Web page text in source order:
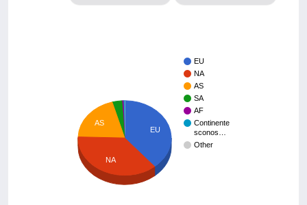
EU
NA
AS
SA
AF
Continente
sconos…
Other
EU
AS
NA